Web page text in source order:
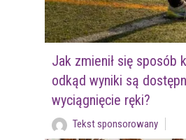
Jak zmienił się sposób
odkąd wyniki są
wyciągnięcie ręki?
Tekst sponsorowany